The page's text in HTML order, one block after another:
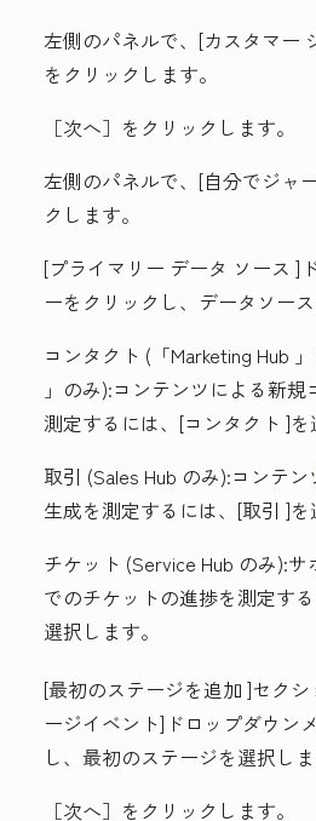
左側のパネルで、[カスタマー
をクリックします。
［次へ］をクリックします。
左側のパネルで、[自分でジャ
クします。
[プライマリー データ ソース ]
ーをクリックし、データソース
コンタクト ( 「Marketing Hub
」のみ):コンテンツによる新規
測定するには、[コンタクト ]を
取引 (Sales Hub のみ):コンテ
生成を測定するには、[取引 ]を
チケット (Service Hub のみ):サ
でのチケットの進捗を測定す
選択します。
[最初のステージを追加 ]セク
ージイベント]ドロップダウン
し、最初のステージを選択しま
［次へ］ をクリックします。